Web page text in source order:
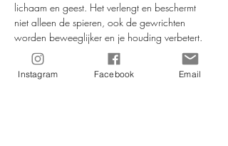
lichaam en geest. Het verlengt en beschermt
niet alleen de spieren, ook de gewrichten
worden beweeglijker en je houding verbetert.
Samen met de relaxatieoefeningen brengt deze
vorm van yoga rust, verbetert de bloedcirculatie
en vermindert stress. De stretch- en
Instagram Facebook Email